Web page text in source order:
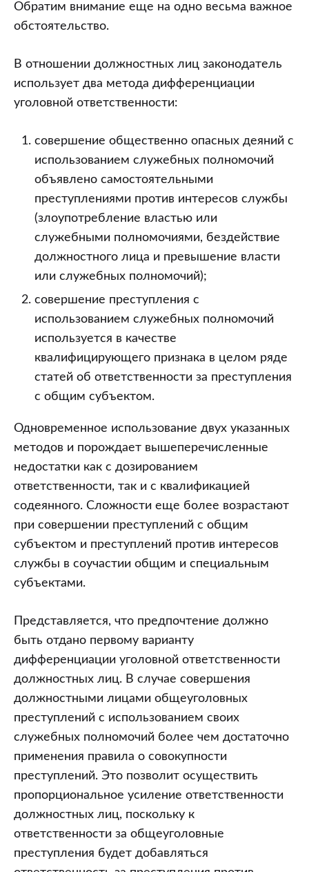
Обратим внимание еще на одно весьма важное
обстоятельство.
В отношении должностных лиц законодатель
использует два метода дифференциации
уголовной ответственности:
совершение общественно опасных деяний с
использованием служебных полномочий
объявлено самостоятельными
преступлениями против интересов службы
(злоупотребление властью или
служебными полномочиями, бездействие
должностного лица и превышение власти
или служебных полномочий);
совершение преступления с
использованием служебных полномочий
используется в качестве
квалифицирующего признака в целом ряде
статей об ответственности за преступления
с общим субъектом.
Одновременное использование двух указанных
методов и порождает вышеперечисленные
недостатки как с дозированием
ответственности, так и с квалификацией
содеянного. Сложности еще более возрастают
при совершении преступлений с общим
субъектом и преступлений против интересов
службы в соучастии общим и специальным
субъектами.
Представляется, что предпочтение должно
быть отдано первому варианту
дифференциации уголовной ответственности
должностных лиц. В случае совершения
должностными лицами общеуголовных
преступлений с использованием своих
служебных полномочий более чем достаточно
применения правила о совокупности
преступлений. Это позволит осуществить
пропорциональное усиление ответственности
должностных лиц, поскольку к
ответственности за общеуголовные
преступления будет добавляться